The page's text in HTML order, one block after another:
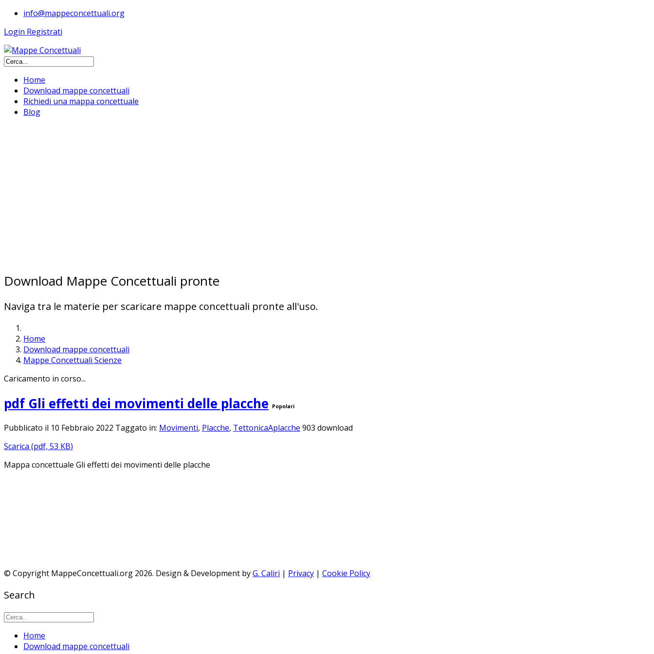
info@mappeconcettuali.org
Login Registrati
Home
Download mappe concettuali
Richiedi una mappa concettuale
Blog
Download Mappe Concettuali pronte
Naviga tra le materie per scaricare mappe concettuali pronte all'uso.
Home
Download mappe concettuali
Mappe Concettuali Scienze
Caricamento in corso...
pdf Gli effetti dei movimenti delle placche Popolari
Pubblicato il 10 Febbraio 2022 Taggato in: Movimenti, Placche, TettonicaAplacche 903 download
Scarica (pdf, 53 KB)
Mappa concettuale Gli effetti dei movimenti delle placche
© Copyright MappeConcettuali.org 2026. Design & Development byG. Caliri | Privacy | Cookie Policy
Search
Home
Download mappe concettuali